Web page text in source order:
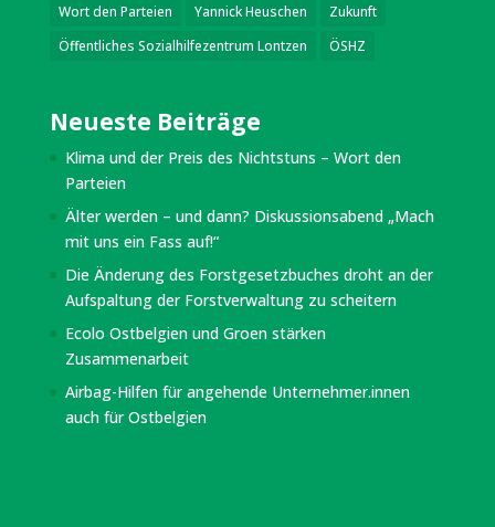
Wort den Parteien
Yannick Heuschen
Zukunft
Öffentliches Sozialhilfezentrum Lontzen
ÖSHZ
Neueste Beiträge
Klima und der Preis des Nichtstuns – Wort den
Parteien
Älter werden – und dann? Diskussionsabend „Mach
mit uns ein Fass auf!“
Die Änderung des Forstgesetzbuches droht an der
Aufspaltung der Forstverwaltung zu scheitern
Ecolo Ostbelgien und Groen stärken
Zusammenarbeit
Airbag-Hilfen für angehende Unternehmer.innen
auch für Ostbelgien